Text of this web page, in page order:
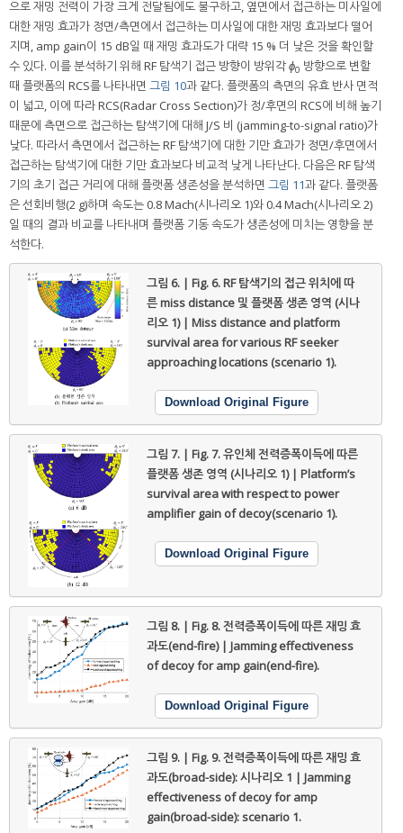
으로 재밍 전력이 가장 크게 전달됨에도 불구하고, 옆면에서 접근하는 미사일에
대한 재밍 효과가 정면/측면에서 접근하는 미사일에 대한 재밍 효과보다 떨어
지며, amp gain이 15 dB일 때 재밍 효과도가 대략 15 % 더 낮은 것을 확인할
수 있다. 이를 분석하기 위해 RF 탐색기 접근 방향이 방위각ϕ0 방향으로 변할
때 플랫폼의 RCS를 나타내면 그림 10과 같다. 플랫폼의 측면의 유효 반사 면적
이 넓고, 이에 따라 RCS(Radar Cross Section)가 정/후면의 RCS에 비해 높기
때문에 측면으로 접근하는 탐색기에 대해 J/S 비 (jamming-to-signal ratio)가
낮다. 따라서 측면에서 접근하는 RF 탐색기에 대한 기만 효과가 정면/후면에서
접근하는 탐색기에 대한 기만 효과보다 비교적 낮게 나타난다. 다음은 RF 탐색
기의 초기 접근 거리에 대해 플랫폼 생존성을 분석하면 그림 11과 같다. 플랫폼
은 선회비행(2 g)하며 속도는 0.8 Mach(시나리오 1)와 0.4 Mach(시나리오 2)
일 때의 결과 비교를 나타내며 플랫폼 기동 속도가 생존성에 미치는 영향을 분
석한다.
그림 6. | Fig. 6.RF 탐색기의 접근 위치에 따
른 miss distance 및 플랫폼 생존 영역 (시나
리오 1) | Miss distance and platform
survival area for various RF seeker
approaching locations (scenario 1).
Download Original Figure
그림 7. | Fig. 7.유인체 전력증폭이득에 따른
플랫폼 생존 영역 (시나리오 1) | Platform’s
survival area with respect to power
amplifier gain of decoy(scenario 1).
Download Original Figure
그림 8. | Fig. 8.전력증폭이득에 따른 재밍 효
과도(end-fire) | Jamming effectiveness
of decoy for amp gain(end-fire).
Download Original Figure
그림 9. | Fig. 9.전력증폭이득에 따른 재밍 효
과도(broad-side): 시나리오 1 | Jamming
effectiveness of decoy for amp
gain(broad-side): scenario 1.